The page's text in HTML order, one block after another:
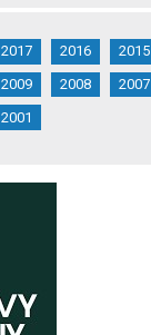
2017 2016 2015
2009 2008 2007
2001